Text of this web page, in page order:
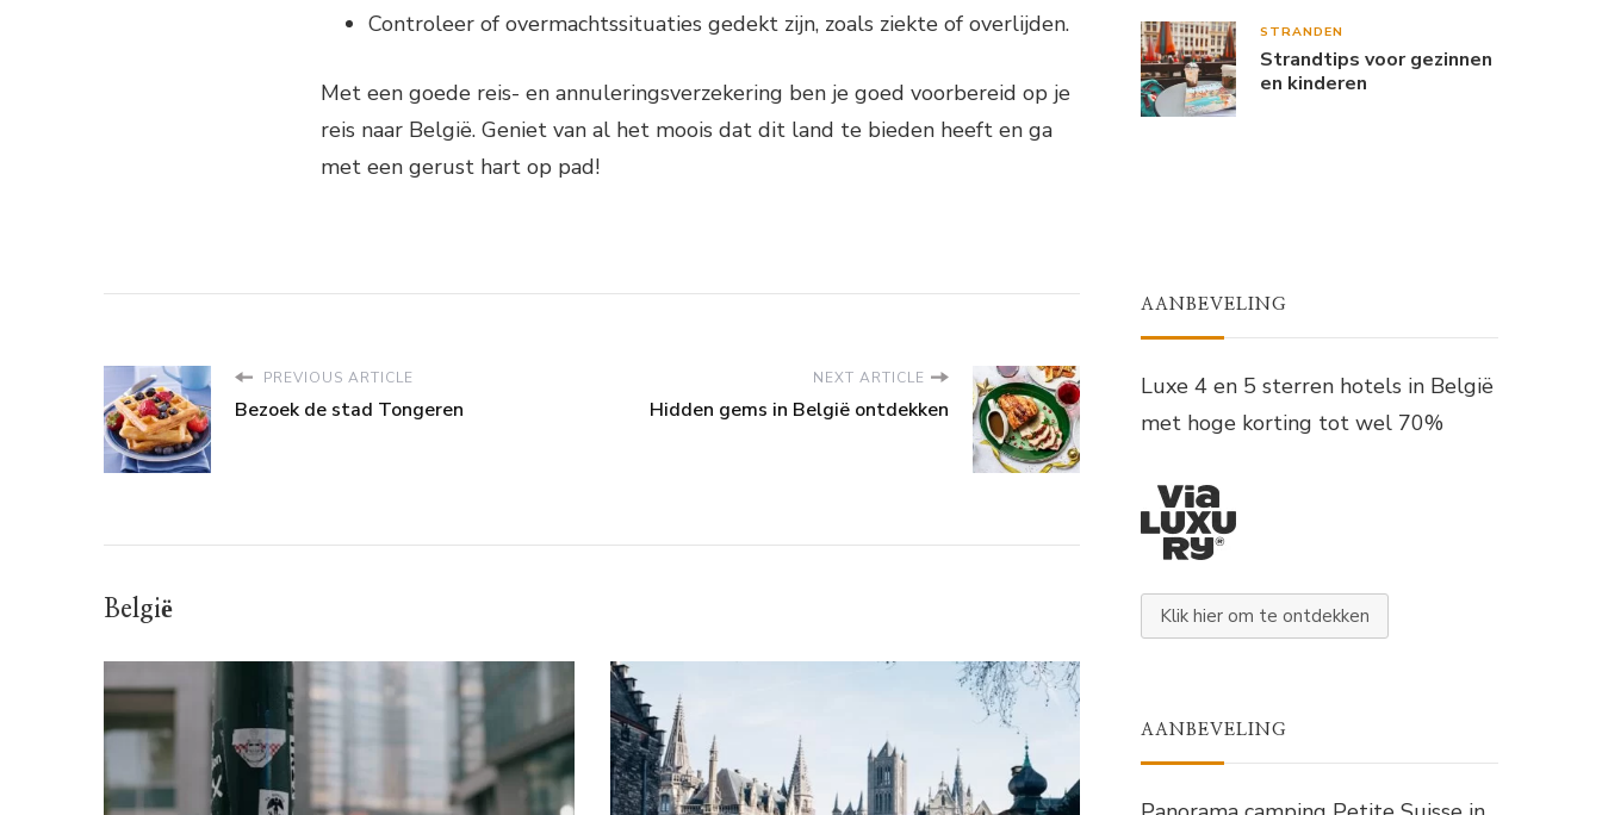
Controleer of overmachtssituaties gedekt zijn, zoals ziekte of overlijden.
Met een goede reis- en annuleringsverzekering ben je goed voorbereid op je
reis naar België. Geniet van al het moois dat dit land te bieden heeft en ga
met een gerust hart op pad!
PREVIOUS ARTICLE
Bezoek de stad Tongeren
NEXT ARTICLE
Hidden gems in België ontdekken
België
STRANDEN
Strandtips voor gezinnen
en kinderen
AANBEVELING
Luxe 4 en 5 sterren hotels in België
met hoge korting tot wel 70%
Klik hier om te ontdekken
AANBEVELING